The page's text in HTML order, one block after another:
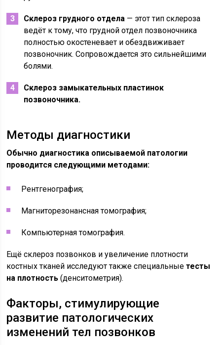
Склероз грудного отдела — этот тип склероза
ведёт к тому, что грудной отдел позвоночника
полностью окостеневает и обездвиживает
позвоночник. Сопровождается это сильнейшими
болями.
Склероз замыкательных пластинок
позвоночника.
Методы диагностики
Обычно диагностика описываемой патологии
проводится следующими методами:
Рентгенография;
Магниторезонансная томография;
Компьютерная томография.
Ещё склероз позвонков и увеличение плотности
костных тканей исследуют также специальные тесты
на плотность (денситометрия).
Факторы, стимулирующие
развитие патологических
изменений тел позвонков